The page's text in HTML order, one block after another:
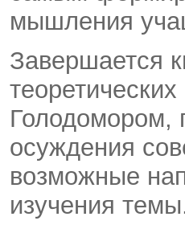
мышления
Завершается
Голодомором,
осуждения
возможные
изучения